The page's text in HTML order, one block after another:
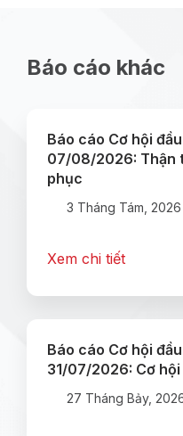
Báo cáo khác
Báo cáo Cơ hội
07/08/2026: Thận
phục
3 Tháng Tám, 2026
Xem chi tiết
Báo cáo Cơ hội
31/07/2026: Cơ
27 Tháng Bảy,